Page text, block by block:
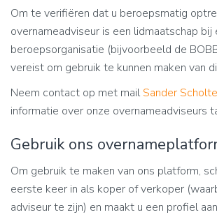
Om te verifiëren dat u beroepsmatig
overnameadviseur is een lidmaatschap bij
beroepsorganisatie (bijvoorbeeld de
vereist om gebruik te kunnen maken van
Neem contact op met mailSander
informatie over onze overnameadviseurs
Gebruik ons
Om gebruik te maken van ons platform,
eerste keer in als koper of verkoper
adviseur te zijn) en maakt u een profiel